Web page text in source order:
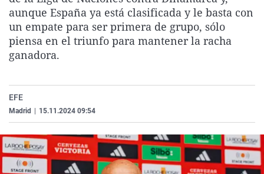
La rosa de los vientos
Gente viajera
Caso
Retornados
Extremadura
Galicia
Virales
Televisión
aunque España ya está clasificada y le basta con
un empate para ser primera de grupo, sólo
piensa en el triunfo para mantener la racha
ganadora.
EFE
Madrid 15.11.2024 09:54